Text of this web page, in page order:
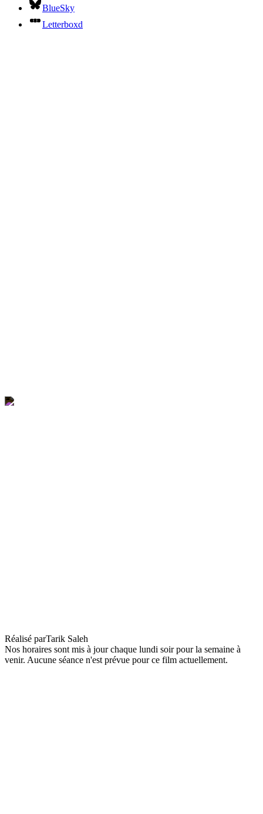
BlueSky
Letterboxd
Réalisé parTarik Saleh
Nos horaires sont mis à jour chaque lundi soir pour la semaine à
venir. Aucune séance n'est prévue pour ce film actuellement.